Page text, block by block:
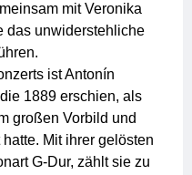
mit Veronika
das unwiderstehliche
ist Antonín
1889 erschien, als
großen Vorbild und
Mit ihrer gelösten
G-Dur, zählt sie zu